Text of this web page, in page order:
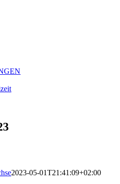
2023-05-01T21:41:09+02:00